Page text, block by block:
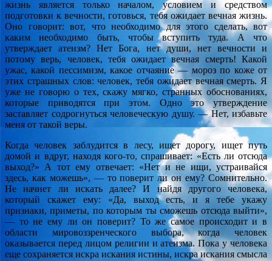
жизнь является только началом, условием и средством
подготовки к вечности, готовься, тебя ожидает вечная жизнь.
Оно говорит: вот, что необходимо для этого сделать, вот
каким необходимо быть, чтобы вступить туда. А что
утверждает атеизм? Нет Бога, нет души, нет вечности и
потому верь, человек, тебя ожидает вечная смерть! Какой
ужас, какой пессимизм, какое отчаяние — мороз по коже от
этих страшных слов: человек, тебя ожидает вечная смерть. Я
уже не говорю о тех, скажу мягко, странных обоснованиях,
которые приводятся при этом. Одно это утверждение
заставляет содрогнуться человеческую душу. — Нет, избавьте
меня от такой веры.
Когда человек заблудится в лесу, ищет дорогу, ищет путь
домой и вдруг, находя кого-то, спрашивает: «Есть ли отсюда
выход?» А тот ему отвечает: «Нет и не ищи, устраивайся
здесь, как можешь», — то поверит ли он ему? Сомнительно.
Не начнет ли искать далее? И найдя другого человека,
который скажет ему: «Да, выход есть, и я тебе укажу
признаки, приметы, по которым ты сможешь отсюда выйти»,
— то не ему ли он поверит? То же самое происходит и в
области мировоззренческого выбора, когда человек
оказывается перед лицом религии и атеизма. Пока у человека
еще сохраняется искра искания истины, искра искания смысла